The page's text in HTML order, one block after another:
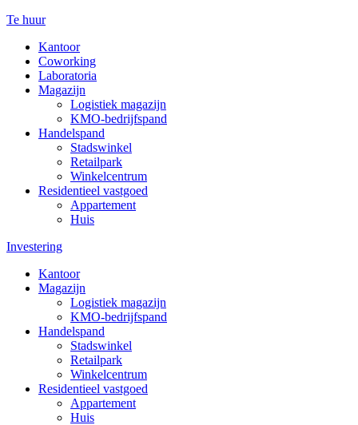
Te huur
Kantoor
Coworking
Laboratoria
Magazijn
Logistiek magazijn
KMO-bedrijfspand
Handelspand
Stadswinkel
Retailpark
Winkelcentrum
Residentieel vastgoed
Appartement
Huis
Investering
Kantoor
Magazijn
Logistiek magazijn
KMO-bedrijfspand
Handelspand
Stadswinkel
Retailpark
Winkelcentrum
Residentieel vastgoed
Appartement
Huis